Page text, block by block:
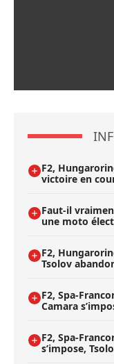
F2,
victoire en
Faut-il
une moto
F2,
Tsolov
F2, Spa-
Camara
F2, Spa-
s’impose,